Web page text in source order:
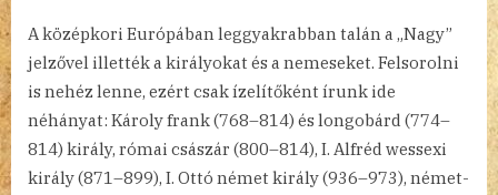
A középkori Európában leggyakrabban talán a „Nagy”
jelzővel illették a királyokat és a nemeseket. Felsorolni
is nehéz lenne, ezért csak ízelítőként írunk ide
néhányat: Károly frank (768–814) és longobárd (774–
814) király, római császár (800–814), I. Alfréd wessexi
király (871–899), I. Ottó német király (936–973), német-